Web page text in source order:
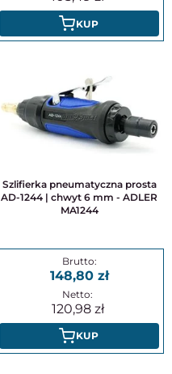
KUP
Szlifierka pneumatyczna prosta
AD-1244 | chwyt 6 mm - ADLER
MA1244
148,80
120,98
KUP